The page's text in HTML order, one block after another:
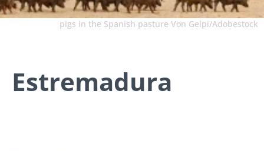
pigs in the Spanish pasture Von Gelpi/Adobestock
Estremadura